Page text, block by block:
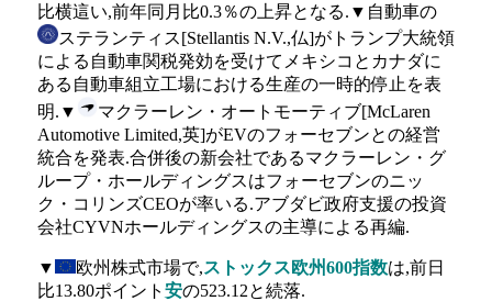
比横這い,前年同月比0.3％の上昇となる.▼自動車の
ステランティス[Stellantis N.V.,仏]がトランプ大統領
による自動車関税発効を受けてメキシコとカナダに
ある自動車組立工場における生産の一時的停止を表
明.▼
マクラーレン・オートモーティブ[McLaren
Automotive Limited,英]がEVのフォーセブンとの経営
統合を発表.合併後の新会社であるマクラーレン・グ
ループ・ホールディングスはフォーセブンのニッ
ク・コリンズCEOが率いる.アブダビ政府支援の投資
会社CYVNホールディングスの主導による再編.
▼ 欧州株式市場で,ストックス欧州600指数は,前日
比13.80ポイント 安の523.12と続落.